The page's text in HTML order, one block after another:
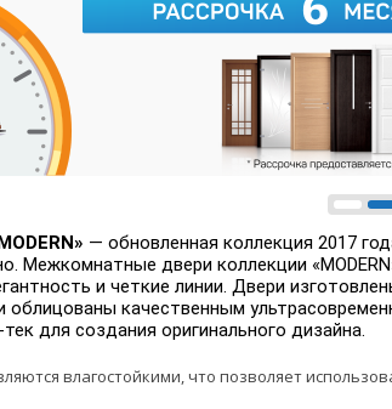
— обновленная коллекция 2017
Межкомнатные двери коллекции
и четкие линии. Двери
облицованы качественным
для создания оригинального дизайна.
влагостойкими, что позволяет